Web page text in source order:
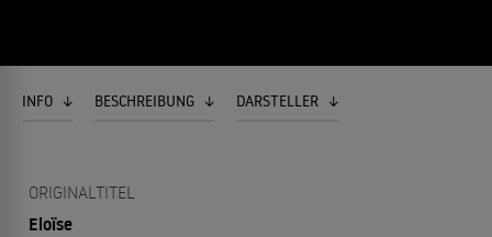
INFO BESCHREIBUNG DARSTELLER
ORIGINALTITEL
Eloïse